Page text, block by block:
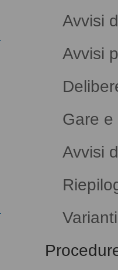
Avvisi
Avvisi
Gare e
Avvisi